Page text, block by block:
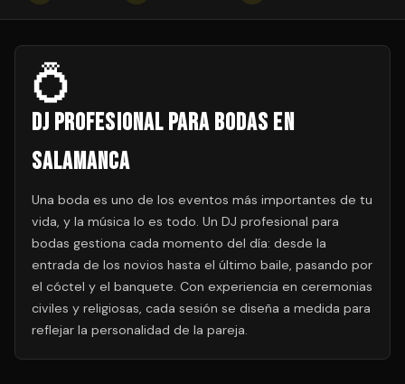
💍
DJ Profesional para Bodas en
Salamanca
Una boda es uno de los eventos más importantes de tu
vida, y la música lo es todo. Un DJ profesional para
bodas gestiona cada momento del día: desde la
entrada de los novios hasta el último baile, pasando por
el cóctel y el banquete. Con experiencia en ceremonias
civiles y religiosas, cada sesión se diseña a medida para
reflejar la personalidad de la pareja.